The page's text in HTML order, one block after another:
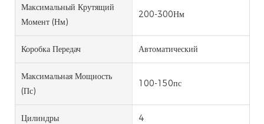
Максимальный Крутящий
Момент (Нм)
200-300Нм
Коробка Передач Автоматический
Максимальная Мощность
(пс)
100-150пс
Цилиндры 4